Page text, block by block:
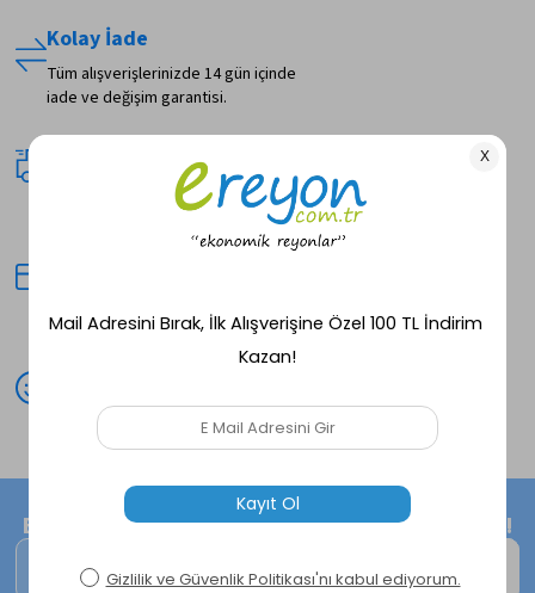
Kolay İade
Tüm alışverişlerinizde 14 gün içinde
iade ve değişim garantisi.
Seçili ürünlerde aynı gün kargo
deneyimi!
Peşin fiyatına avantajlı alışveriş
deneyimi!
E-Bültene kayıt ol, size özel fırsatları kaçırma!